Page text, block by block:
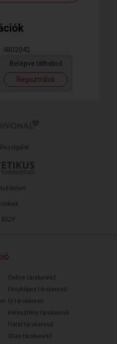
4802042
Belépve láthatod
Regisztrálok
ÁSZF
Online társkereső
Fényképes társkereső
Új társkereső
Keresztény társkereső
Fiatal társkereső
30as társkereső